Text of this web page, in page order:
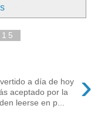
›
a día de hoy
aceptado por la
leerse en p...